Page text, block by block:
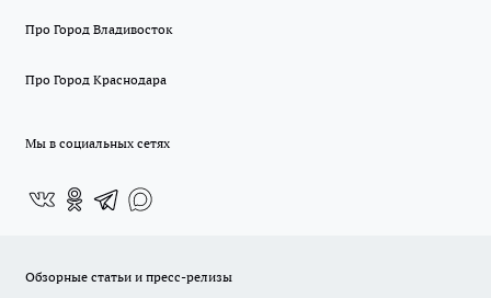
Про Город Владивосток
Про Город Краснодара
Мы в социальных сетях
Обзорные статьи и пресс-релизы